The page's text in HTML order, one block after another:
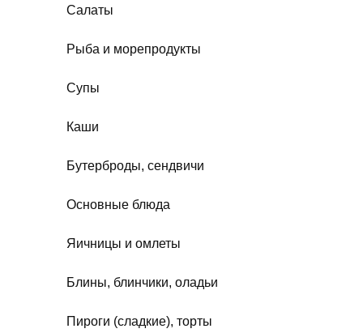
Салаты
Рыба и морепродукты
Супы
Каши
Бутерброды, сендвичи
Основные блюда
Яичницы и омлеты
Блины, блинчики, оладьи
Пироги (сладкие), торты